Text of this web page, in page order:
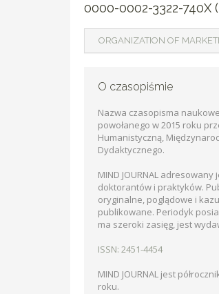
0000-0002-3322-740X
ORGANIZATION OF
O czasopiśmie
Nazwa czasopisma
powołanego w 2015 roku
Humanistyczną,
Dydaktycznego.
MIND JOURNAL
doktorantów i praktyków.
oryginalne, poglądowe i
publikowane. Periodyk
ma szeroki zasięg, jest
ISSN: 2451-4454
MIND JOURNAL jest
roku.